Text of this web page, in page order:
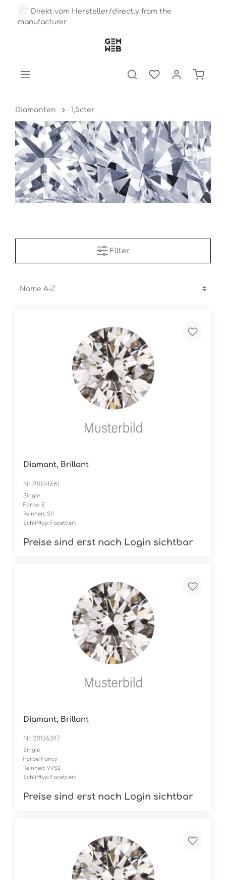
Direkt vom Hersteller/directly from the
manufacturer
Diamanten 1,5cter
Filter
Diamant, Brillant
Nr. 211134681
Single
Farbe: E
Reinheit: SI1
Schlifftyp: Facettiert
Preise sind erst nach Login sichtbar
Diamant, Brillant
Nr. 211136397
Single
Farbe: Fancy
Reinheit: VVS2
Schlifftyp: Facettiert
Preise sind erst nach Login sichtbar